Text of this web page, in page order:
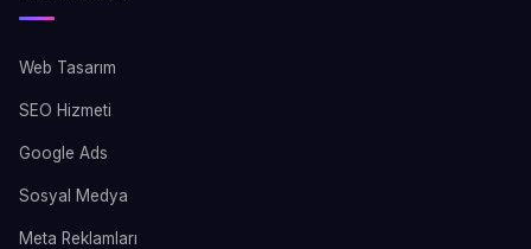
Web Tasarım
SEO Hizmeti
Google Ads
Sosyal Medya
Meta Reklamları